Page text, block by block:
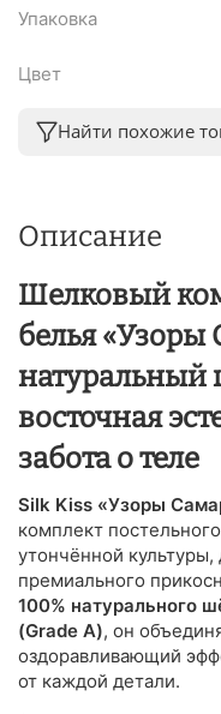
Упаковка
Цвет
Найти похожие
Описание
Шелковый
белья «Узоры
натуральный
восточная
забота о теле
Silk Kiss «Узоры
комплект
утончённой
премиального
100% натурального
(Grade A), он
оздоравливающий
от каждой детали.